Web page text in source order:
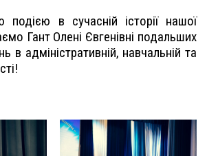
в сучасній історії нашої
Гант Олені Євгенівні подальших
в адміністративній, навчальній та